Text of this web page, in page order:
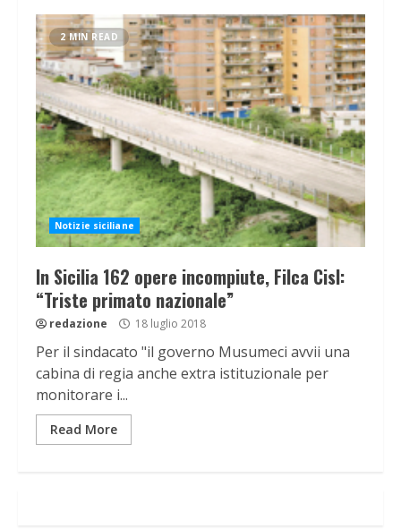
2 MIN READ
Notizie siciliane
In Sicilia 162 opere incompiute, Filca Cisl:
“Triste primato nazionale”
redazione 18 luglio 2018
Per il sindacato "il governo Musumeci avvii una
cabina di regia anche extra istituzionale per
monitorare i...
Read More